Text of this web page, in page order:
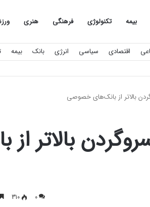
بیمه تکنولوژی فرهنگی هنری
اقتصادی سیاسی انرژی بانک بیمه
بالاتر از بانک‌های خصوصی
بالاتر از
0
310